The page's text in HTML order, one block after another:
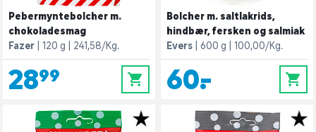
Pebermyntebolcher m.
chokoladesmag
Fazer
120 g 241,58/Kg.
28,99 0
Bolcher m. saltlakrids,
hindbær, fersken og salmiak
Evers
600 g 100,00/Kg.
60,- 0